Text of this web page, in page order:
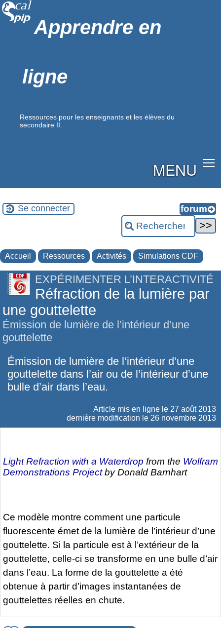
Apprendre en
ligne
Ressources pour les enseignants et les élèves du
secondaire II.
MENU
Se connecter
Accueil Ressources Activités Simulations CDF
EXPÉRIMENTER L’INTERACTIVITÉ
Réfraction de la lumière par
une gouttelette
Émission de lumière de l’intérieur d’une
gouttelette
Émission de lumière de l’intérieur d’une
gouttelette dans l’air ou de l’intérieur d’une
bulle d’air dans l’eau.
Article mis en ligne le 27 août 2013
dernière modification le 26 novembre 2013
Light Refraction with a Waterdrop from the Wolfram
Demonstrations Projectby Donald Barnhart
Ce modèle montre comment une particule
fluorescente émet de la lumière de l’intérieur d’une
gouttelette. Si la particule est à l’extérieur de la
gouttelette, celle-ci se transforme en une bulle d’air
dans l’eau. La forme de la gouttelette a été
obtenue à partir d’images instantanées de
gouttelettes réelles en chute.